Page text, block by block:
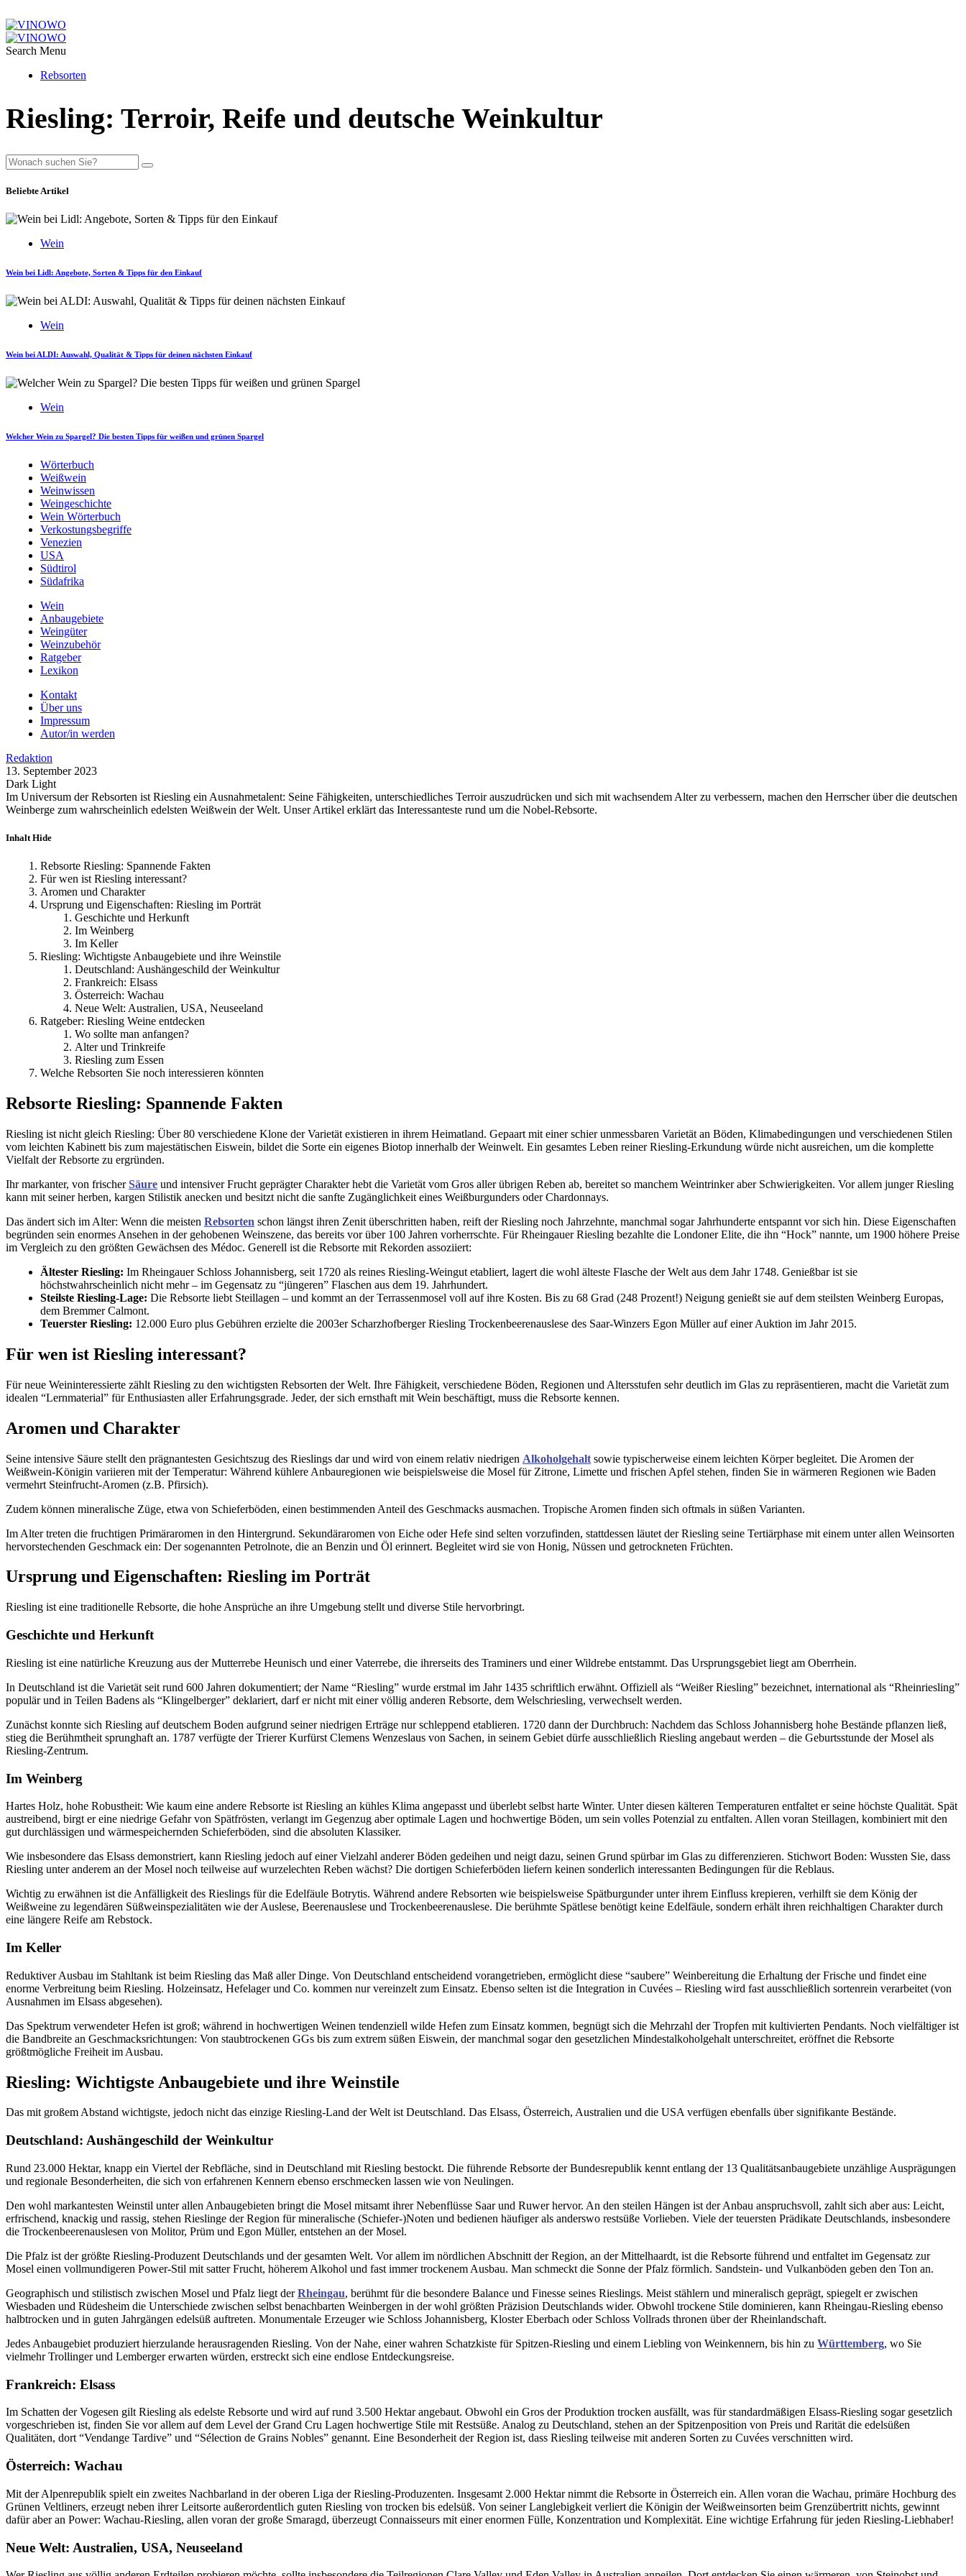
Search Menu
Rebsorten
Riesling: Terroir, Reife und deutsche Weinkultur
Beliebte Artikel
Wein
Wein bei Lidl: Angebote, Sorten & Tipps für den Einkauf
Wein
Wein bei ALDI: Auswahl, Qualität & Tipps für deinen nächsten Einkauf
Wein
Welcher Wein zu Spargel? Die besten Tipps für weißen und grünen Spargel
Wörterbuch
Weißwein
Weinwissen
Weingeschichte
Wein Wörterbuch
Verkostungsbegriffe
Venezien
USA
Südtirol
Südafrika
Wein
Anbaugebiete
Weingüter
Weinzubehör
Ratgeber
Lexikon
Kontakt
Über uns
Impressum
Autor/in werden
Redaktion
13. September 2023
Dark Light
Im Universum der Rebsorten ist Riesling ein Ausnahmetalent: Seine Fähigkeiten, unterschiedliches Terroir auszudrücken und sich mit wachsendem Alter zu verbessern, machen den Herrscher über die deutschen
Weinberge zum wahrscheinlich edelsten Weißwein der Welt. Unser Artikel erklärt das Interessanteste rund um die Nobel-Rebsorte.
Inhalt Hide
Rebsorte Riesling: Spannende Fakten
Für wen ist Riesling interessant?
Aromen und Charakter
Ursprung und Eigenschaften: Riesling im Porträt
Geschichte und Herkunft
Im Weinberg
Im Keller
Riesling: Wichtigste Anbaugebiete und ihre Weinstile
Deutschland: Aushängeschild der Weinkultur
Frankreich: Elsass
Österreich: Wachau
Neue Welt: Australien, USA, Neuseeland
Ratgeber: Riesling Weine entdecken
Wo sollte man anfangen?
Alter und Trinkreife
Riesling zum Essen
Welche Rebsorten Sie noch interessieren könnten
Rebsorte Riesling: Spannende Fakten
Riesling ist nicht gleich Riesling: Über 80 verschiedene Klone der Varietät existieren in ihrem Heimatland. Gepaart mit einer schier unmessbaren Varietät an Böden, Klimabedingungen und verschiedenen Stilen
vom leichten Kabinett bis zum majestätischen Eiswein, bildet die Sorte ein eigenes Biotop innerhalb der Weinwelt. Ein gesamtes Leben reiner Riesling-Erkundung würde nicht ausreichen, um die komplette
Vielfalt der Rebsorte zu ergründen.
Ihr markanter, von frischerSäure und intensiver Frucht geprägter Charakter hebt die Varietät vom Gros aller übrigen Reben ab, bereitet so manchem Weintrinker aber Schwierigkeiten. Vor allem junger Riesling
kann mit seiner herben, kargen Stilistik anecken und besitzt nicht die sanfte Zugänglichkeit eines Weißburgunders oder Chardonnays.
Das ändert sich im Alter: Wenn die meisten Rebsorten schon längst ihren Zenit überschritten haben, reift der Riesling noch Jahrzehnte, manchmal sogar Jahrhunderte entspannt vor sich hin. Diese Eigenschaften
begründen sein enormes Ansehen in der gehobenen Weinszene, das bereits vor über 100 Jahren vorherrschte. Für Rheingauer Riesling bezahlte die Londoner Elite, die ihn “Hock” nannte, um 1900 höhere Preise
im Vergleich zu den größten Gewächsen des Médoc. Generell ist die Rebsorte mit Rekorden assoziiert:
Ältester Riesling: Im Rheingauer Schloss Johannisberg, seit 1720 als reines Riesling-Weingut etabliert, lagert die wohl älteste Flasche der Welt aus dem Jahr 1748. Genießbar ist sie
höchstwahrscheinlich nicht mehr – im Gegensatz zu “jüngeren” Flaschen aus dem 19. Jahrhundert.
Steilste Riesling-Lage: Die Rebsorte liebt Steillagen – und kommt an der Terrassenmosel voll auf ihre Kosten. Bis zu 68 Grad (248 Prozent!) Neigung genießt sie auf dem steilsten Weinberg Europas,
dem Bremmer Calmont.
Teuerster Riesling: 12.000 Euro plus Gebühren erzielte die 2003er Scharzhofberger Riesling Trockenbeerenauslese des Saar-Winzers Egon Müller auf einer Auktion im Jahr 2015.
Für wen ist Riesling interessant?
Für neue Weininteressierte zählt Riesling zu den wichtigsten Rebsorten der Welt. Ihre Fähigkeit, verschiedene Böden, Regionen und Altersstufen sehr deutlich im Glas zu repräsentieren, macht die Varietät zum
idealen “Lernmaterial” für Enthusiasten aller Erfahrungsgrade. Jeder, der sich ernsthaft mit Wein beschäftigt, muss die Rebsorte kennen.
Aromen und Charakter
Seine intensive Säure stellt den prägnantesten Gesichtszug des Rieslings dar und wird von einem relativ niedrigen Alkoholgehalt sowie typischerweise einem leichten Körper begleitet. Die Aromen der
Weißwein-Königin variieren mit der Temperatur: Während kühlere Anbauregionen wie beispielsweise die Mosel für Zitrone, Limette und frischen Apfel stehen, finden Sie in wärmeren Regionen wie Baden
vermehrt Steinfrucht-Aromen (z.B. Pfirsich).
Zudem können mineralische Züge, etwa von Schieferböden, einen bestimmenden Anteil des Geschmacks ausmachen. Tropische Aromen finden sich oftmals in süßen Varianten.
Im Alter treten die fruchtigen Primäraromen in den Hintergrund. Sekundäraromen von Eiche oder Hefe sind selten vorzufinden, stattdessen läutet der Riesling seine Tertiärphase mit einem unter allen Weinsorten
hervorstechenden Geschmack ein: Der sogenannten Petrolnote, die an Benzin und Öl erinnert. Begleitet wird sie von Honig, Nüssen und getrockneten Früchten.
Ursprung und Eigenschaften: Riesling im Porträt
Riesling ist eine traditionelle Rebsorte, die hohe Ansprüche an ihre Umgebung stellt und diverse Stile hervorbringt.
Geschichte und Herkunft
Riesling ist eine natürliche Kreuzung aus der Mutterrebe Heunisch und einer Vaterrebe, die ihrerseits des Traminers und einer Wildrebe entstammt. Das Ursprungsgebiet liegt am Oberrhein.
In Deutschland ist die Varietät seit rund 600 Jahren dokumentiert; der Name “Riesling” wurde erstmal im Jahr 1435 schriftlich erwähnt. Offiziell als “Weißer Riesling” bezeichnet, international als “Rheinriesling”
populär und in Teilen Badens als “Klingelberger” deklariert, darf er nicht mit einer völlig anderen Rebsorte, dem Welschriesling, verwechselt werden.
Zunächst konnte sich Riesling auf deutschem Boden aufgrund seiner niedrigen Erträge nur schleppend etablieren. 1720 dann der Durchbruch: Nachdem das Schloss Johannisberg hohe Bestände pflanzen ließ,
stieg die Berühmtheit sprunghaft an. 1787 verfügte der Trierer Kurfürst Clemens Wenzeslaus von Sachen, in seinem Gebiet dürfe ausschließlich Riesling angebaut werden – die Geburtsstunde der Mosel als
Riesling-Zentrum.
Im Weinberg
Hartes Holz, hohe Robustheit: Wie kaum eine andere Rebsorte ist Riesling an kühles Klima angepasst und überlebt selbst harte Winter. Unter diesen kälteren Temperaturen entfaltet er seine höchste Qualität. Spät
austreibend, birgt er eine niedrige Gefahr von Spätfrösten, verlangt im Gegenzug aber optimale Lagen und hochwertige Böden, um sein volles Potenzial zu entfalten. Allen voran Steillagen, kombiniert mit den
gut durchlässigen und wärmespeichernden Schieferböden, sind die absoluten Klassiker.
Wie insbesondere das Elsass demonstriert, kann Riesling jedoch auf einer Vielzahl anderer Böden gedeihen und neigt dazu, seinen Grund spürbar im Glas zu differenzieren. Stichwort Boden: Wussten Sie, dass
Riesling unter anderem an der Mosel noch teilweise auf wurzelechten Reben wächst? Die dortigen Schieferböden liefern keinen sonderlich interessanten Bedingungen für die Reblaus.
Wichtig zu erwähnen ist die Anfälligkeit des Rieslings für die Edelfäule Botrytis. Während andere Rebsorten wie beispielsweise Spätburgunder unter ihrem Einfluss krepieren, verhilft sie dem König der
Weißweine zu legendären Süßweinspezialitäten wie der Auslese, Beerenauslese und Trockenbeerenauslese. Die berühmte Spätlese benötigt keine Edelfäule, sondern erhält ihren reichhaltigen Charakter durch
eine längere Reife am Rebstock.
Im Keller
Reduktiver Ausbau im Stahltank ist beim Riesling das Maß aller Dinge. Von Deutschland entscheidend vorangetrieben, ermöglicht diese “saubere” Weinbereitung die Erhaltung der Frische und findet eine
enorme Verbreitung beim Riesling. Holzeinsatz, Hefelager und Co. kommen nur vereinzelt zum Einsatz. Ebenso selten ist die Integration in Cuvées – Riesling wird fast ausschließlich sortenrein verarbeitet (von
Ausnahmen im Elsass abgesehen).
Das Spektrum verwendeter Hefen ist groß; während in hochwertigen Weinen tendenziell wilde Hefen zum Einsatz kommen, begnügt sich die Mehrzahl der Tropfen mit kultivierten Pendants. Noch vielfältiger ist
die Bandbreite an Geschmacksrichtungen: Von staubtrockenen GGs bis zum extrem süßen Eiswein, der manchmal sogar den gesetzlichen Mindestalkoholgehalt unterschreitet, eröffnet die Rebsorte
größtmögliche Freiheit im Ausbau.
Riesling: Wichtigste Anbaugebiete und ihre Weinstile
Das mit großem Abstand wichtigste, jedoch nicht das einzige Riesling-Land der Welt ist Deutschland. Das Elsass, Österreich, Australien und die USA verfügen ebenfalls über signifikante Bestände.
Deutschland: Aushängeschild der Weinkultur
Rund 23.000 Hektar, knapp ein Viertel der Rebfläche, sind in Deutschland mit Riesling bestockt. Die führende Rebsorte der Bundesrepublik kennt entlang der 13 Qualitätsanbaugebiete unzählige Ausprägungen
und regionale Besonderheiten, die sich von erfahrenen Kennern ebenso erschmecken lassen wie von Neulingen.
Den wohl markantesten Weinstil unter allen Anbaugebieten bringt die Mosel mitsamt ihrer Nebenflüsse Saar und Ruwer hervor. An den steilen Hängen ist der Anbau anspruchsvoll, zahlt sich aber aus: Leicht,
erfrischend, knackig und rassig, stehen Rieslinge der Region für mineralische (Schiefer-)Noten und bedienen häufiger als anderswo restsüße Vorlieben. Viele der teuersten Prädikate Deutschlands, insbesondere
die Trockenbeerenauslesen von Molitor, Prüm und Egon Müller, entstehen an der Mosel.
Die Pfalz ist der größte Riesling-Produzent Deutschlands und der gesamten Welt. Vor allem im nördlichen Abschnitt der Region, an der Mittelhaardt, ist die Rebsorte führend und entfaltet im Gegensatz zur
Mosel einen vollmundigeren Power-Stil mit satter Frucht, höherem Alkohol und fast immer trockenem Ausbau. Man schmeckt die Sonne der Pfalz förmlich. Sandstein- und Vulkanböden geben den Ton an.
Geographisch und stilistisch zwischen Mosel und Pfalz liegt derRheingau, berühmt für die besondere Balance und Finesse seines Rieslings. Meist stählern und mineralisch geprägt, spiegelt er zwischen
Wiesbaden und Rüdesheim die Unterschiede zwischen selbst benachbarten Weinbergen in der wohl größten Präzision Deutschlands wider. Obwohl trockene Stile dominieren, kann Rheingau-Riesling ebenso
halbtrocken und in guten Jahrgängen edelsüß auftreten. Monumentale Erzeuger wie Schloss Johannisberg, Kloster Eberbach oder Schloss Vollrads thronen über der Rheinlandschaft.
Jedes Anbaugebiet produziert hierzulande herausragenden Riesling. Von der Nahe, einer wahren Schatzkiste für Spitzen-Riesling und einem Liebling von Weinkennern, bis hin zu Württemberg, wo Sie
vielmehr Trollinger und Lemberger erwarten würden, erstreckt sich eine endlose Entdeckungsreise.
Frankreich: Elsass
Im Schatten der Vogesen gilt Riesling als edelste Rebsorte und wird auf rund 3.500 Hektar angebaut. Obwohl ein Gros der Produktion trocken ausfällt, was für standardmäßigen Elsass-Riesling sogar gesetzlich
vorgeschrieben ist, finden Sie vor allem auf dem Level der Grand Cru Lagen hochwertige Stile mit Restsüße. Analog zu Deutschland, stehen an der Spitzenposition von Preis und Rarität die edelsüßen
Qualitäten, dort “Vendange Tardive” und “Sélection de Grains Nobles” genannt. Eine Besonderheit der Region ist, dass Riesling teilweise mit anderen Sorten zu Cuvées verschnitten wird.
Österreich: Wachau
Mit der Alpenrepublik spielt ein zweites Nachbarland in der oberen Liga der Riesling-Produzenten. Insgesamt 2.000 Hektar nimmt die Rebsorte in Österreich ein. Allen voran die Wachau, primäre Hochburg des
Grünen Veltliners, erzeugt neben ihrer Leitsorte außerordentlich guten Riesling von trocken bis edelsüß. Von seiner Langlebigkeit verliert die Königin der Weißweinsorten beim Grenzübertritt nichts, gewinnt
dafür aber an Power: Wachau-Riesling, allen voran der große Smaragd, überzeugt Connaisseurs mit einer enormen Fülle, Konzentration und Komplexität. Eine wichtige Erfahrung für jeden Riesling-Liebhaber!
Neue Welt: Australien, USA, Neuseeland